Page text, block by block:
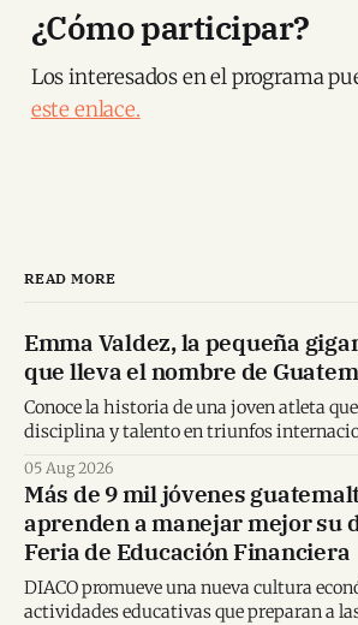
¿Cómo participar?
Los interesados en el programa
este enlace.
READ MORE
Emma Valdez, la pequeña
que lleva el nombre de
Conoce la historia de una joven atleta
disciplina y talento en triunfos
05 Aug 2026
Más de 9 mil jóvenes
aprenden a manejar mejor su
Feria de Educación Financiera
DIACO promueve una nueva cultura
actividades educativas que preparan a